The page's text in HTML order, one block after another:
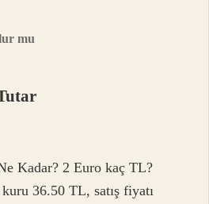
mu
Kadar? 2 Euro kaç TL?
36.50 TL, satış fiyatı